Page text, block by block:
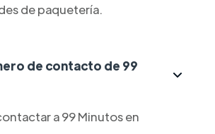
de paquetería.
de contacto de 99
a 99 Minutos en